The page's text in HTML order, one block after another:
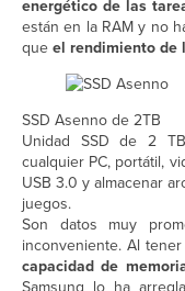
energético de las
están en la RAM y no
queel rendimiento de
SSD Asenno de 2TB
Unidad SSD de 2
cualquier PC, portátil,
USB 3.0 y almacenar
juegos.
Son datos muy
inconveniente. Al
capacidad de